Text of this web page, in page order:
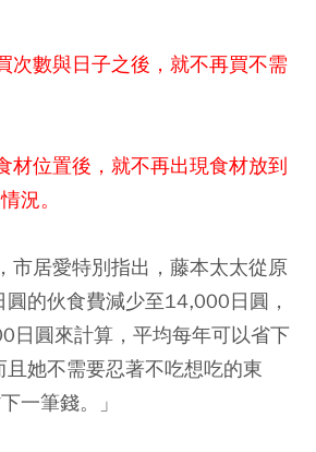
次數與日子之後，就不再買不需
材位置後，就不再出現食材放到
況。
市居愛特別指出，藤本太太從原
的伙食費減少至14,000日圓，
日圓來計算，平均每年可以省下
她不需要忍著不吃想吃的東
一筆錢。」